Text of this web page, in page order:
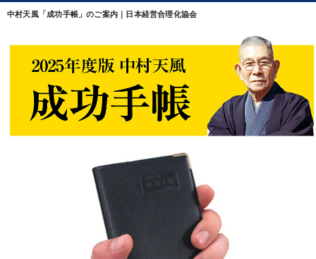
中村天風「成功手帳」のご案内｜日本経営合理化協会